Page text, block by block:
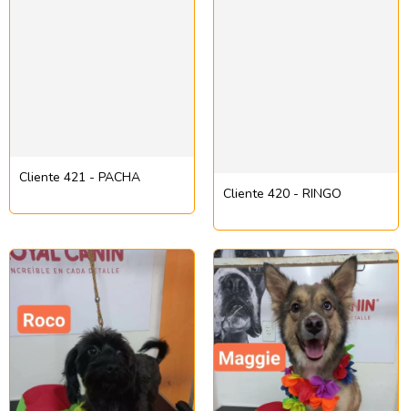
Cliente 421 - PACHA
Cliente 420 - RINGO